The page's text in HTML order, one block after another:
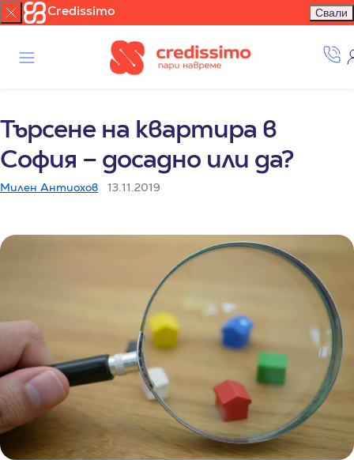
Credissimo Свали
Търсене на квартира в
София – досадно или да?
Милен Антиохов 13.11.2019